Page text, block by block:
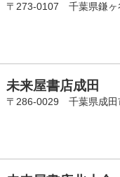
〒273-0107 千葉県鎌ヶ
未来屋書店成田
〒286-0029 千葉県成田